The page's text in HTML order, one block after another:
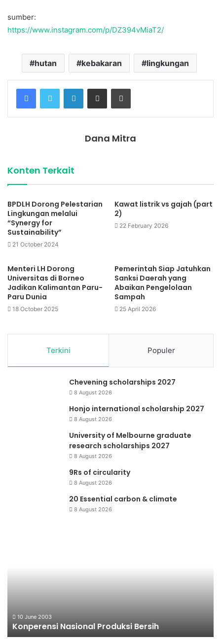
sumber:
https://www.instagram.com/p/DZ394vMiaT2/
hutan kebakaran lingkungan
FacebookTwitter LinkedInShare via Email Print
Dana Mitra
Konten Terkait
BPDLH Dorong Pelestarian
Lingkungan melalui
“Synergy for
Sustainability”
21 October 2024
Kawat listrik vs gajah (part
2)
22 February 2026
Menteri LH Dorong
Universitas di Borneo
Jadikan Kalimantan Paru-
Paru Dunia
18 October 2025
Pemerintah Siap Jatuhkan
Sanksi Daerah yang
Abaikan Pengelolaan
Sampah
25 April 2026
Terkini Populer
Chevening scholarships 2027
8 August 2026
Honjo international scholarship 2027
8 August 2026
University of Melbourne graduate
research scholarships 2027
8 August 2026
9Rs of circularity
8 August 2026
20 Essential carbon & climate
8 August 2026
10 June 2003
Konperensi Nasional Produksi Bersih